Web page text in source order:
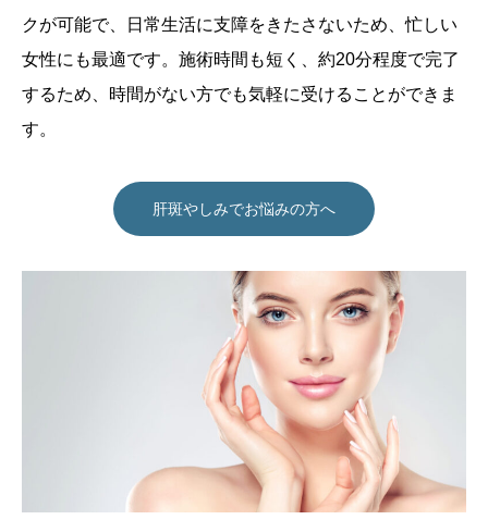
クが可能で、日常生活に支障をきたさないため、忙しい
女性にも最適です。施術時間も短く、約20分程度で完了
するため、時間がない方でも気軽に受けることができま
す。
肝斑やしみでお悩みの方へ